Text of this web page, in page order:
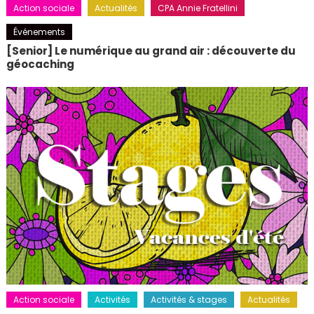
Action sociale Actualités
CPA Annie Fratellini
Événements
[Senior] Le numérique au grand air : découverte du
géocaching
Action sociale Activités Activités & stages
Actualités